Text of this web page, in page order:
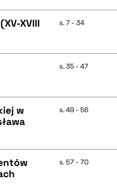
XVIII
s. 7 - 34
s. 35 - 47
w
s. 49 - 56
s. 57 - 70